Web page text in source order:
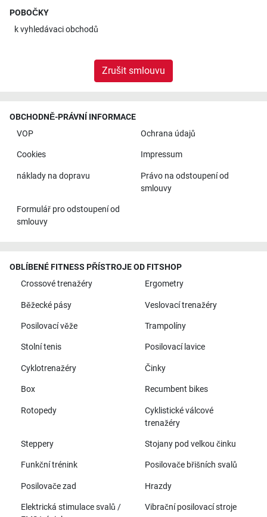
POBOČKY
kvyhledávaci obchodů
Zrušit smlouvu
OBCHODNĚ-PRÁVNÍ INFORMACE
VOP
Ochrana údajů
Cookies Impressum
náklady na dopravu
Právo na odstoupení od
smlouvy
Formulář pro odstoupení od
smlouvy
OBLÍBENÉ FITNESS PŘÍSTROJE OD FITSHOP
Crossové trenažéry
Ergometry
Běžecké pásy Veslovací trenažéry
Posilovací věže Trampolíny
Stolní tenis Posilovací lavice
Cyklotrenažéry Činky
Box Recumbent bikes
Rotopedy
Cyklistické válcové
trenažéry
Steppery Stojany pod velkou činku
Funkční trénink Posilovače břišních svalů
Posilovače zad Hrazdy
Elektrická stimulace svalů /
Vibrační posilovací stroje